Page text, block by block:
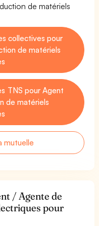
de matériels
collectives pour
de matériels
TNS pour Agent
de matériels
mutuelle
/ Agente de
pour